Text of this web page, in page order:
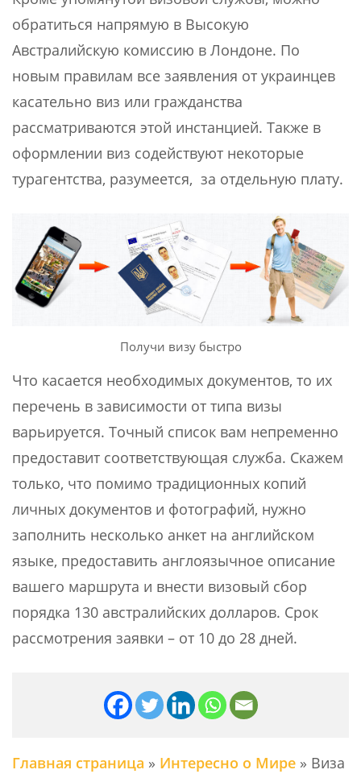
обратиться напрямую в Высокую
Австралийскую комиссию в Лондоне. По
новым правилам все заявления от украинцев
касательно виз или гражданства
рассматриваются этой инстанцией. Также в
оформлении виз содействуют некоторые
турагентства, разумеется, за отдельную плату.
Получи визу быстро
Что касается необходимых документов, то их
перечень в зависимости от типа визы
варьируется. Точный список вам непременно
предоставит соответствующая служба. Скажем
только, что помимо традиционных копий
личных документов и фотографий, нужно
заполнить несколько анкет на английском
языке, предоставить англоязычное описание
вашего маршрута и внести визовый сбор
порядка 130 австралийских долларов. Срок
рассмотрения заявки – от 10 до 28 дней.
Главная страница » Интересно о Мире » Виза